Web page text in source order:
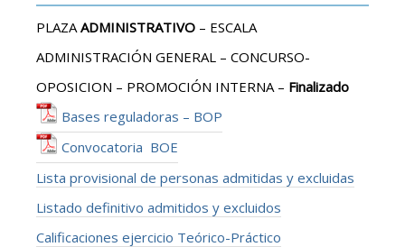
PLAZAADMINISTRATIVO – ESCALA
ADMINISTRACIÓN GENERAL – CONCURSO-
OPOSICION – PROMOCIÓN INTERNA – Finalizado
Bases reguladoras – BOP
Convocatoria BOE
Lista provisional de personas admitidas y excluidas
Listado definitivo admitidos y excluidos
Calificaciones ejercicio Teórico-Práctico